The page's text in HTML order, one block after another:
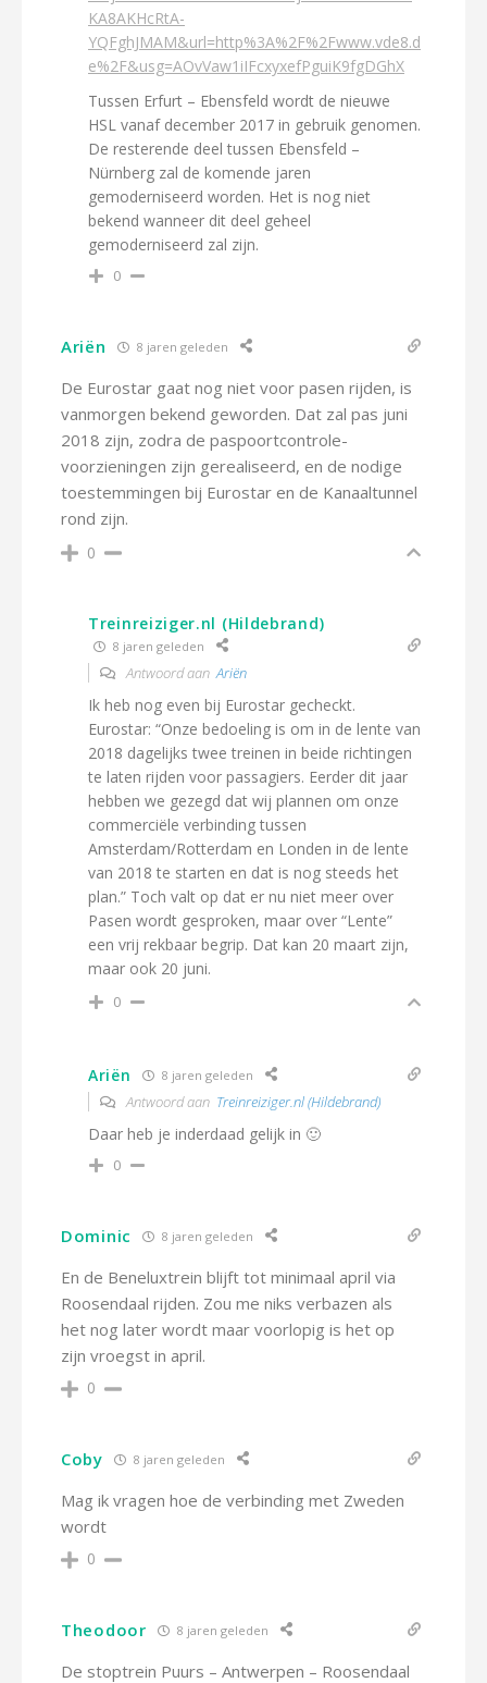
KA8AKHcRtA-
YQFghJMAM&url=http%3A%2F%2Fwww.vde8.d
e%2F&usg=AOvVaw1iIFcxyxefPguiK9fgDGhX
Tussen Erfurt – Ebensfeld wordt de nieuwe
HSL vanaf december 2017 in gebruik genomen.
De resterende deel tussen Ebensfeld –
Nürnberg zal de komende jaren
gemoderniseerd worden. Het is nog niet
bekend wanneer dit deel geheel
gemoderniseerd zal zijn.
0
Ariën 8 jaren geleden
De Eurostar gaat nog niet voor pasen rijden, is
vanmorgen bekend geworden. Dat zal pas juni
2018 zijn, zodra de paspoortcontrole-
voorzieningen zijn gerealiseerd, en de nodige
toestemmingen bij Eurostar en de Kanaaltunnel
rond zijn.
0
Treinreiziger.nl (Hildebrand)
8 jaren geleden
Antwoord aanAriën
Ik heb nog even bij Eurostar gecheckt.
Eurostar: “Onze bedoeling is om in de lente van
2018 dagelijks twee treinen in beide richtingen
te laten rijden voor passagiers. Eerder dit jaar
hebben we gezegd dat wij plannen om onze
commerciële verbinding tussen
Amsterdam/Rotterdam en Londen in de lente
van 2018 te starten en dat is nog steeds het
plan.” Toch valt op dat er nu niet meer over
Pasen wordt gesproken, maar over “Lente”
een vrij rekbaar begrip. Dat kan 20 maart zijn,
maar ook 20 juni.
0
Ariën 8 jaren geleden
Antwoord aan Treinreiziger.nl (Hildebrand)
Daar heb je inderdaad gelijk in 🙂
0
Dominic 8 jaren geleden
En de Beneluxtrein blijft tot minimaal april via
Roosendaal rijden. Zou me niks verbazen als
het nog later wordt maar voorlopig is het op
zijn vroegst in april.
0
Coby 8 jaren geleden
Mag ik vragen hoe de verbinding met Zweden
wordt
0
Theodoor 8 jaren geleden
De stoptrein Puurs – Antwerpen – Roosendaal